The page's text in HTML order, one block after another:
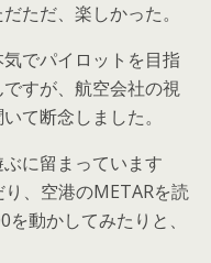
ただ、楽しかった。
でパイロットを目指
すが、航空会社の視
て断念しました。
に留まっています
り、空港のMETARを読
動かしてみたりと、